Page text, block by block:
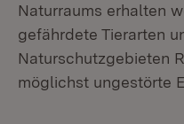
Naturraums erhalten
gefährdete Tierarten
Naturschutzgebieten
möglichst ungestörte